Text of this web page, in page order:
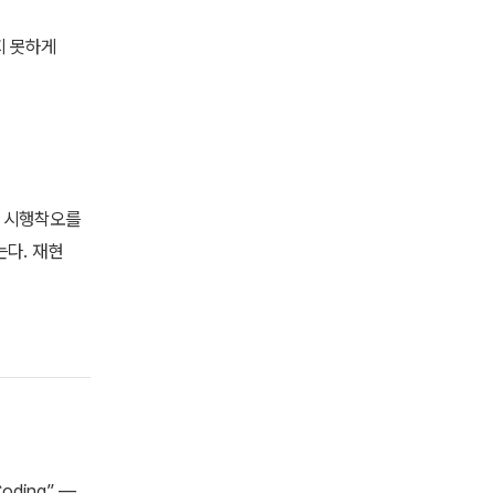
못하게
행착오를
다. 재현